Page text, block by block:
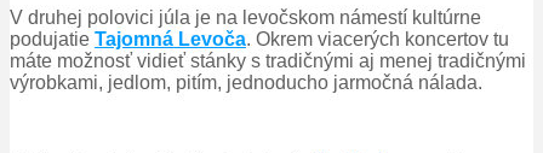
V druhej polovici júla je na levočskom námestí kultúrne
podujatie Tajomná Levoča. Okrem viacerých koncertov tu
máte možnosť vidieť stánky s tradičnými aj menej tradičnými
výrobkami, jedlom, pitím, jednoducho jarmočná nálada.